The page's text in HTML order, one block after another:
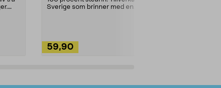
Sverige som brinner med en
59,90